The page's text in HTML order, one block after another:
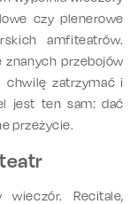
czy plenerowe
amfiteatrów.
znanych przebojów
chwilę zatrzymać i
jest ten sam: dać
przeżycie.
Recitale,